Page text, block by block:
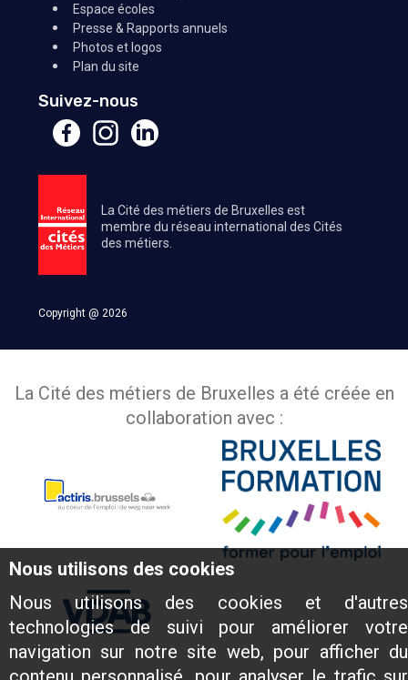
Nous utilisons des cookies
Nous utilisons des cookies et d'autres
technologies de suivi pour améliorer votre
navigation sur notre site web, pour afficher du
Espace écoles
Presse & Rapports annuels
Photos et logos
Plan du site
Suivez-nous
La Cité des métiers de Bruxelles est
membre du réseau international des Cités
des métiers.
Copyright @ 2026
La Cité des métiers de Bruxelles a été créée en
collaboration avec :